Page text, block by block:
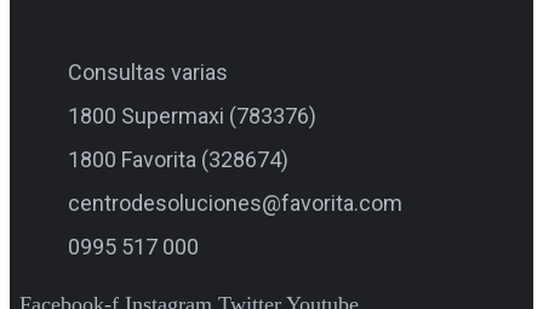
Consultas varias
1800 Supermaxi (783376)
1800 Favorita (328674)
centrodesoluciones@favorita.com
0995 517 000